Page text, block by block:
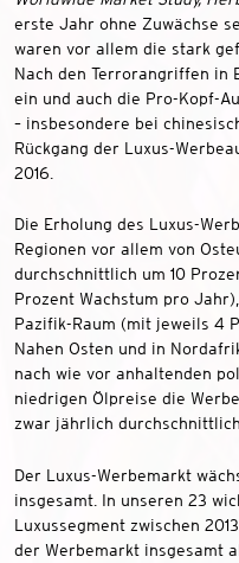
erste Jahr ohne Zuwächse
waren vor allem die stark
Nach den Terrorangriffen in
ein und auch die Pro-Kopf-
– insbesondere bei
Rückgang der Luxus-
2016.
Die Erholung des Luxus-
Regionen vor allem von
durchschnittlich um 10
Prozent Wachstum pro
Pazifik-Raum (mit jeweils 4
Nahen Osten und in
nach wie vor anhaltenden
niedrigen Ölpreise die
zwar jährlich
Der Luxus-Werbemarkt
insgesamt. In unseren 23
Luxussegment zwischen
der Werbemarkt insgesamt